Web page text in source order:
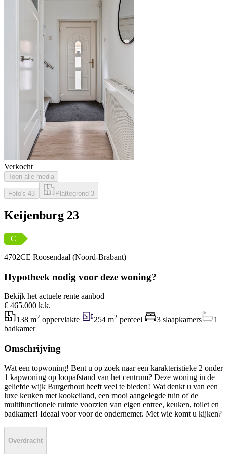
Verkocht
Toon alle media
Foto's 43 Plattegrond 3
Keijenburg 23
C
4702CE Roosendaal (Noord-Brabant)
Hypotheek nodig voor deze woning?
Bekijk het actuele rente aanbod
€ 465.000 k.k.
138 m2 oppervlakte 254 m2 perceel 3 slaapkamers
1
badkamer
Omschrijving
Wat een topwoning! Bent u op zoek naar een karakteristieke 2 onder
1 kapwoning op loopafstand van het centrum? Deze woning in de
geliefde wijk Burgerhout heeft veel te bieden! Wat denkt u van een
luxe keuken met kookeiland, een mooi aangelegde tuin of de
multifunctionele ruimte voorzien van eigen entree, keuken, toilet en
badkamer! Ideaal voor voor de ondernemer. Met wie komt u kijken?
Overdracht